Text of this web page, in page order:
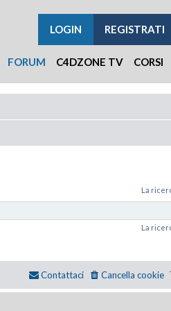
FORUM C4DZONE TV CORSI
REGISTRATI
LOGIN
La
La
Cancella cookie
Contattaci